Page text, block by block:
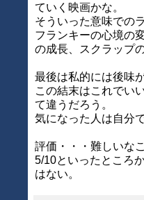
ていく映画かな。
そういった意味での
フランキーの心境の
の成長、スクラップ
最後は私的には後味
この結末はこれでい
て違うだろう。
気になった人は自分
評価・・・難しいな
5/10といったところ
はない。